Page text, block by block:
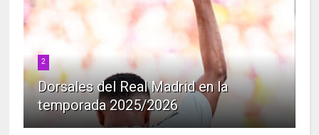
2
Dorsales del Real Madrid en la
temporada 2025/2026